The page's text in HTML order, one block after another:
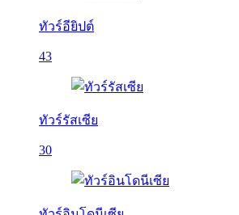
ทัวร์อียิปต์
43
ทัวร์รัสเซีย
30